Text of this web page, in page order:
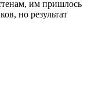
им пришлось
но результат